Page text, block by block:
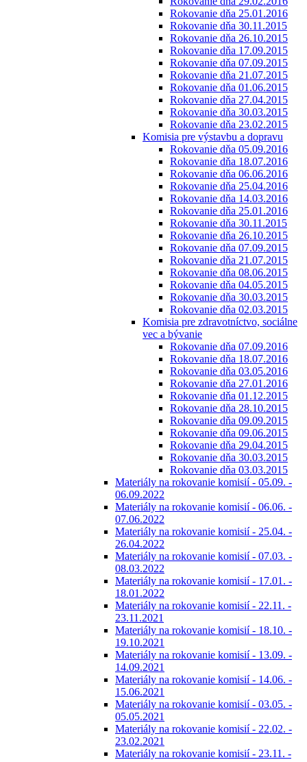
Rokovanie dňa 25.01.2016
Rokovanie dňa 30.11.2015
Rokovanie dňa 26.10.2015
Rokovanie dňa 17.09.2015
Rokovanie dňa 07.09.2015
Rokovanie dňa 21.07.2015
Rokovanie dňa 01.06.2015
Rokovanie dňa 27.04.2015
Rokovanie dňa 30.03.2015
Rokovanie dňa 23.02.2015
Komisia pre výstavbu a dopravu
Rokovanie dňa 05.09.2016
Rokovanie dňa 18.07.2016
Rokovanie dňa 06.06.2016
Rokovanie dňa 25.04.2016
Rokovanie dňa 14.03.2016
Rokovanie dňa 25.01.2016
Rokovanie dňa 30.11.2015
Rokovanie dňa 26.10.2015
Rokovanie dňa 07.09.2015
Rokovanie dňa 21.07.2015
Rokovanie dňa 08.06.2015
Rokovanie dňa 04.05.2015
Rokovanie dňa 30.03.2015
Rokovanie dňa 02.03.2015
Komisia pre zdravotníctvo, sociálne
vec a bývanie
Rokovanie dňa 07.09.2016
Rokovanie dňa 18.07.2016
Rokovanie dňa 03.05.2016
Rokovanie dňa 27.01.2016
Rokovanie dňa 01.12.2015
Rokovanie dňa 28.10.2015
Rokovanie dňa 09.09.2015
Rokovanie dňa 09.06.2015
Rokovanie dňa 29.04.2015
Rokovanie dňa 30.03.2015
Rokovanie dňa 03.03.2015
Materiály na rokovanie komisií - 05.09. -
06.09.2022
Materiály na rokovanie komisií - 06.06. -
07.06.2022
Materiály na rokovanie komisií - 25.04. -
26.04.2022
Materiály na rokovanie komisií - 07.03. -
08.03.2022
Materiály na rokovanie komisií - 17.01. -
18.01.2022
Materiály na rokovanie komisií - 22.11. -
23.11.2021
Materiály na rokovanie komisií - 18.10. -
19.10.2021
Materiály na rokovanie komisií - 13.09. -
14.09.2021
Materiály na rokovanie komisií - 14.06. -
15.06.2021
Materiály na rokovanie komisií - 03.05. -
05.05.2021
Materiály na rokovanie komisií - 22.02. -
23.02.2021
Materiály na rokovanie komisií - 23.11. -